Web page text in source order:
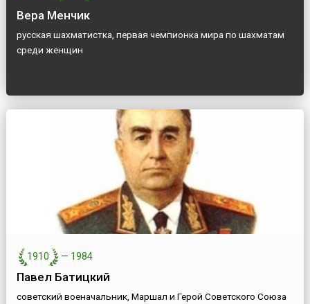
Вера Менчик
русская шахматистка, первая чемпионка мира по шахматам
среди женщин
1910 — 1984
Павел Батицкий
советский военачальник, Маршал и Герой Советского Союза